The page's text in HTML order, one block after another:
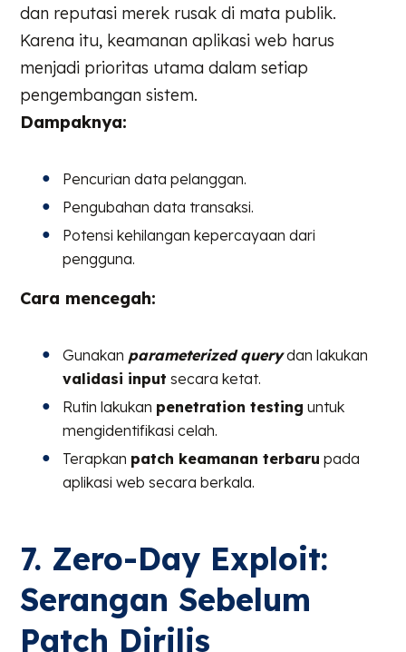
dan reputasi merek rusak di mata publik.
Karena itu, keamanan aplikasi web harus
menjadi prioritas utama dalam setiap
pengembangan sistem.
Dampaknya:
Pencurian data pelanggan.
Pengubahan data transaksi.
Potensi kehilangan kepercayaan dari
pengguna.
Cara mencegah:
Gunakan parameterized querydan lakukan
validasi input secara ketat.
Rutin lakukan penetration testing untuk
mengidentifikasi celah.
Terapkan patch keamanan terbaru pada
aplikasi web secara berkala.
7. Zero-Day Exploit:
Serangan Sebelum
Patch Dirilis